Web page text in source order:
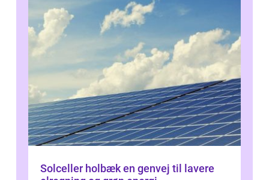
Solceller holbæk en genvej til lavere